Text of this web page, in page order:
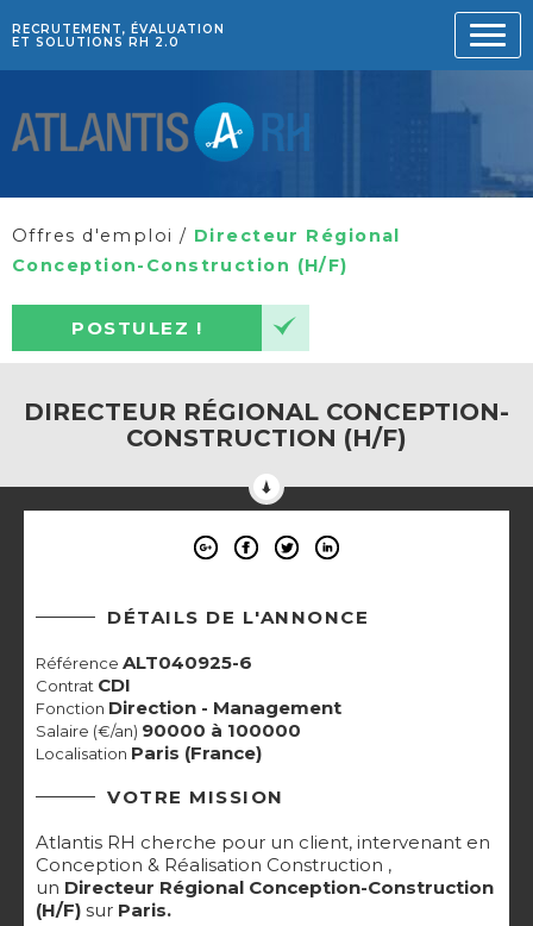
RECRUTEMENT, ÉVALUATION
ET SOLUTIONS RH 2.0
Offres d'emploi / Directeur Régional
Conception-Construction (H/F)
POSTULEZ !
DIRECTEUR RÉGIONAL CONCEPTION-
CONSTRUCTION (H/F)
DÉTAILS DE L'ANNONCE
Référence ALT040925-6
Contrat CDI
Fonction Direction - Management
Salaire (€/an) 90000 à 100000
Localisation Paris (France)
VOTRE MISSION
Atlantis RH cherche pour un client, intervenant en
Conception & Réalisation Construction ,
un Directeur Régional Conception-Construction
(H/F) sur Paris.